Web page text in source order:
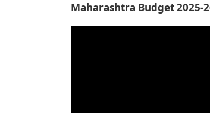
Maharashtra Budget 2025-